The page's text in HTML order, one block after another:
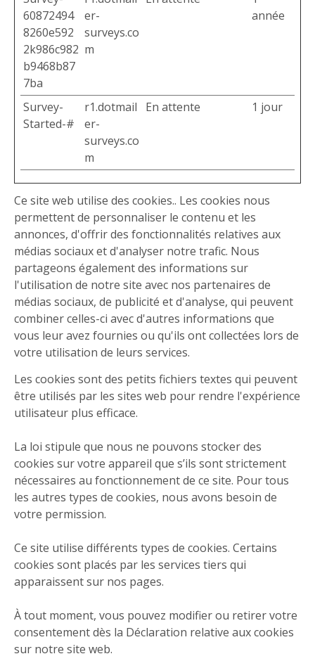
60872494
8260e592
2k986c982
b9468b87
7ba
er-
surveys.co
m
année
Survey-
Started-#
r1.dotmail
er-
surveys.co
m
En attente 1 jour
Ce site web utilise des cookies.. Les cookies nous
permettent de personnaliser le contenu et les
annonces, d'offrir des fonctionnalités relatives aux
médias sociaux et d'analyser notre trafic. Nous
partageons également des informations sur
l'utilisation de notre site avec nos partenaires de
médias sociaux, de publicité et d'analyse, qui peuvent
combiner celles-ci avec d'autres informations que
vous leur avez fournies ou qu'ils ont collectées lors de
votre utilisation de leurs services.
Les cookies sont des petits fichiers textes qui peuvent
être utilisés par les sites web pour rendre l'expérience
utilisateur plus efficace.
La loi stipule que nous ne pouvons stocker des
cookies sur votre appareil que s’ils sont strictement
nécessaires au fonctionnement de ce site. Pour tous
les autres types de cookies, nous avons besoin de
votre permission.
Ce site utilise différents types de cookies. Certains
cookies sont placés par les services tiers qui
apparaissent sur nos pages.
À tout moment, vous pouvez modifier ou retirer votre
consentement dès la Déclaration relative aux cookies
sur notre site web.